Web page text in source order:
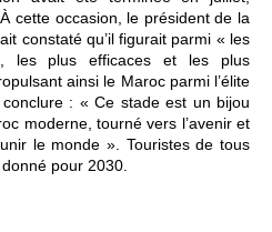
cette occasion, le président de la
constaté qu’il figurait parmi « les
les plus efficaces et les plus
ainsi le Maroc parmi l’élite
: « Ce stade est un bijou
moderne, tourné vers l’avenir et
le monde ». Touristes de tous
pour 2030.